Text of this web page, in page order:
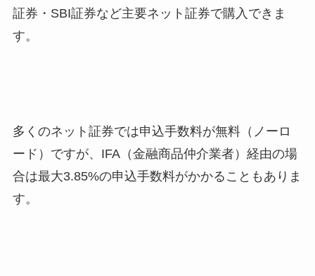
証券・SBI証券など主要ネット証券で購入できま
す。
多くのネット証券では申込手数料が無料（ノーロ
ード）ですが、IFA（金融商品仲介業者）経由の場
合は最大3.85%の申込手数料がかかることもありま
す。